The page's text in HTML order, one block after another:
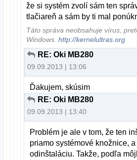
že si systém zvolí sám ten
tlačiareň a sám by ti mal
Táto správa neobsahuje vírus,
Windows.http://kernelultras.org
RE: Oki MB280
09.09.2013 | 13:06
Ďakujem, skúsim
RE: Oki MB280
09.09.2013 | 13:40
Problém je ale v tom, že ten
priamo systémové knožnice, a
odinštaláciu. Takže, podľa